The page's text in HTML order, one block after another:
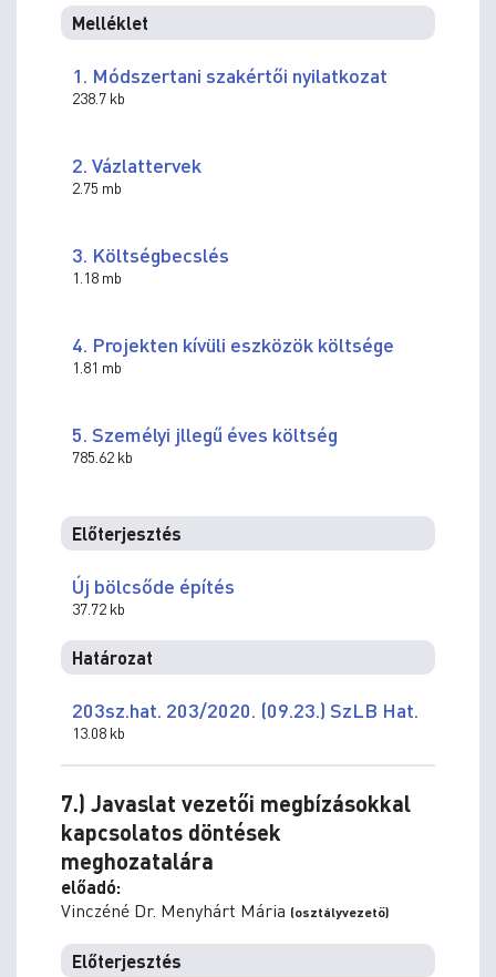
Melléklet
1. Módszertani szakértői nyilatkozat
238.7 kb
2. Vázlattervek
2.75 mb
3. Költségbecslés
1.18 mb
4. Projekten kívüli eszközök költsége
1.81 mb
5. Személyi jllegű éves költség
785.62 kb
Előterjesztés
Új bölcsőde építés
37.72 kb
Határozat
203sz.hat. 203/2020. (09.23.) SzLB Hat.
13.08 kb
7.) Javaslat vezetői megbízásokkal
kapcsolatos döntések
meghozatalára
előadó:
Vinczéné Dr. Menyhárt Mária (osztályvezető)
Előterjesztés